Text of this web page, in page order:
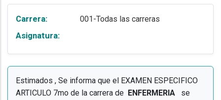
Carrera: 001-Todas las carreras
Asignatura:
Estimados , Se informa que el EXAMEN ESPECIFICO
ARTICULO 7mo de la carrera de ENFERMERIA
se